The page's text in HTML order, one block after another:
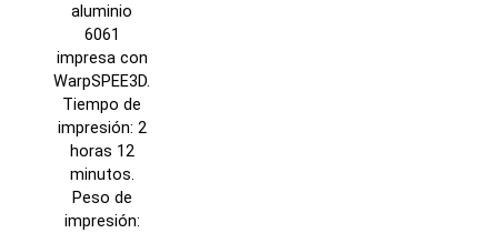
aluminio
6061
impresa con
WarpSPEE3D.
Tiempo de
impresión: 2
horas 12
minutos.
Peso de
impresión: